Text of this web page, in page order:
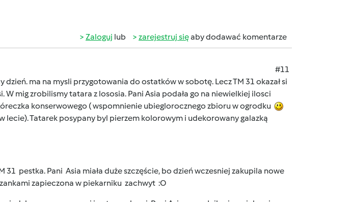
Zaloguj lub zarejestruj sięaby dodawać komentarze
#11
dzień. ma na mysli przygotowania do ostatków w sobotę. Lecz TM 31 okazał si
W mig zrobilismy tatara z lososia. Pani Asia podała go na niewielkiej ilosci
konserwowego ( wspomnienie ubieglorocznego zbioru w ogrodku
lecie). Tatarek posypany byl pierzem kolorowym i udekorowany galazką
31 pestka. Pani Asia miała duże szczęście, bo dzień wczesniej zakupila nowe
zapieczona w piekarniku zachwyt :O